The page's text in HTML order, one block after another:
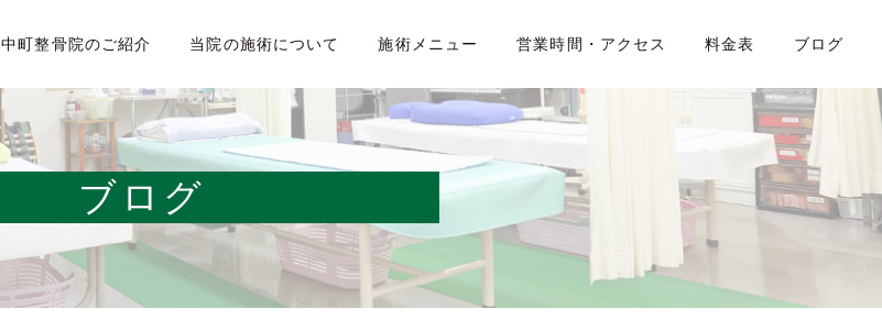
中町整骨院のご紹介 当院の施術について 施術メニュー 営業時間・アクセス 料金表 ブログ
ブログ